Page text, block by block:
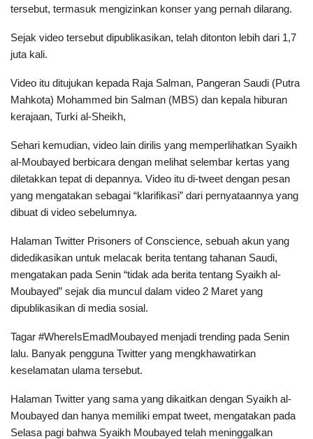
tersebut, termasuk mengizinkan konser yang pernah dilarang.
Sejak video tersebut dipublikasikan, telah ditonton lebih dari 1,7
juta kali.
Video itu ditujukan kepada Raja Salman, Pangeran Saudi (Putra
Mahkota) Mohammed bin Salman (MBS) dan kepala hiburan
kerajaan, Turki al-Sheikh,
Sehari kemudian, video lain dirilis yang memperlihatkan Syaikh
al-Moubayed berbicara dengan melihat selembar kertas yang
diletakkan tepat di depannya. Video itu di-tweet dengan pesan
yang mengatakan sebagai “klarifikasi” dari pernyataannya yang
dibuat di video sebelumnya.
Halaman Twitter Prisoners of Conscience, sebuah akun yang
didedikasikan untuk melacak berita tentang tahanan Saudi,
mengatakan pada Senin “tidak ada berita tentang Syaikh al-
Moubayed” sejak dia muncul dalam video 2 Maret yang
dipublikasikan di media sosial.
Tagar #WhereIsEmadMoubayed menjadi trending pada Senin
lalu. Banyak pengguna Twitter yang mengkhawatirkan
keselamatan ulama tersebut.
Halaman Twitter yang sama yang dikaitkan dengan Syaikh al-
Moubayed dan hanya memiliki empat tweet, mengatakan pada
Selasa pagi bahwa Syaikh Moubayed telah meninggalkan